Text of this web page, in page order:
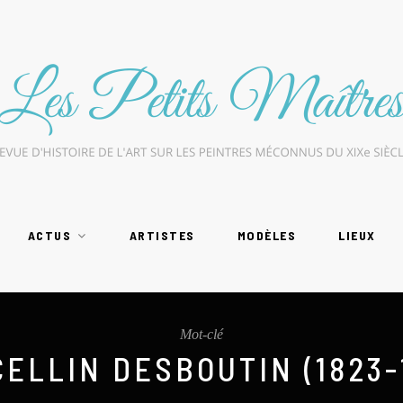
ACTUS ARTISTES MODÈLES LIEUX
Mot-clé
DESBOUTIN